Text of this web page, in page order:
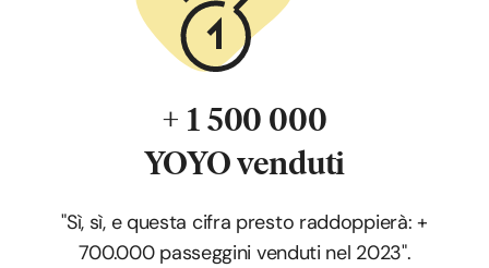
+ 1 500 000
YOYO venduti
"Sì, sì, e questa cifra presto raddoppierà: +
700.000 passeggini venduti nel 2023".